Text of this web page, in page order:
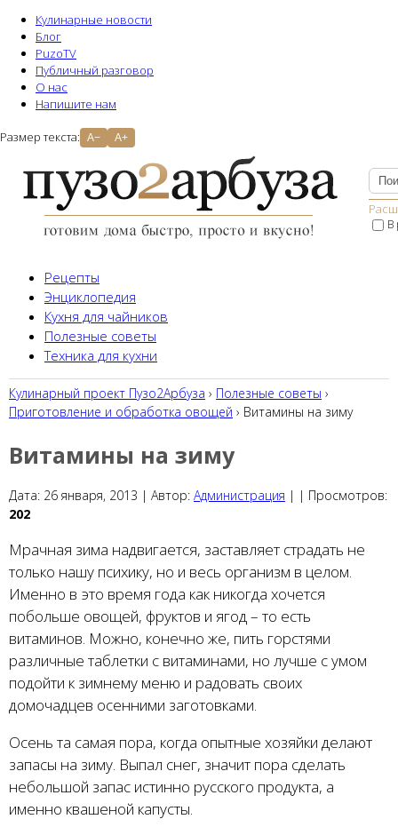
Кулинарные новости
Блог
PuzoTV
Публичный разговор
О нас
Напишите нам
Размер текста: A− A+
В
Рецепты
Энциклопедия
Кухня для чайников
Полезные советы
Техника для кухни
Кулинарный проект Пузо2Aрбуза › Полезные советы ›
Приготовление и обработка овощей › Витамины на зиму
Витамины на зиму
Дата: 26 января, 2013 | Автор: Администрация | | Просмотров:
202
Мрачная зима надвигается, заставляет страдать не
только нашу психику, но и весь организм в целом.
Именно в это время года как никогда хочется
побольше овощей, фруктов и ягод – то есть
витаминов. Можно, конечно же, пить горстями
различные таблетки с витаминами, но лучше с умом
подойти к зимнему меню и радовать своих
домочадцев осенними заготовками.
Осень та самая пора, когда опытные хозяйки делают
запасы на зиму. Выпал снег, значит пора сделать
небольшой запас истинно русского продукта, а
именно квашеной капусты.